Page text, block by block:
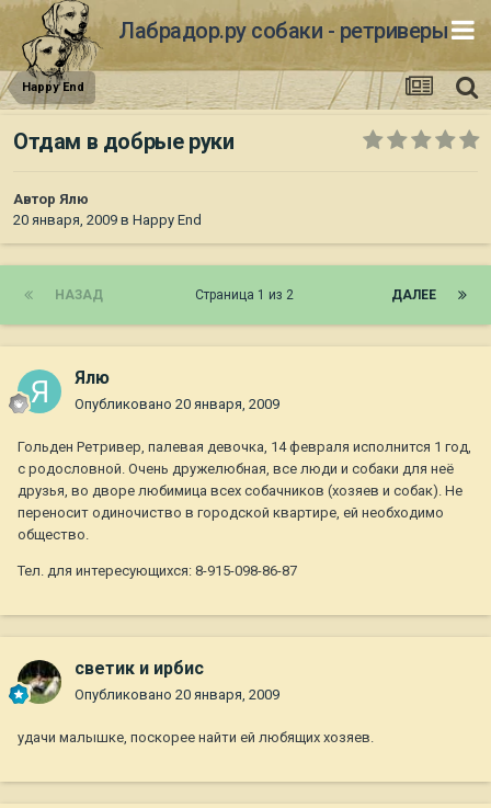
Лабрадор.ру собаки - ретриверы
Happy End
Отдам в добрые руки
Автор Ялю
20 января, 2009 в Happy End
НАЗАД ДАЛЕЕ
Страница 1 из 2
Ялю
Опубликовано 20 января, 2009
Гольден Ретривер, палевая девочка, 14 февраля исполнится 1 год,
с родословной. Очень дружелюбная, все люди и собаки для неё
друзья, во дворе любимица всех собачников (хозяев и собак). Не
переносит одиночиство в городской квартире, ей необходимо
общество.
Тел. для интересующихся: 8-915-098-86-87
светик и ирбис
Опубликовано 20 января, 2009
удачи малышке, поскорее найти ей любящих хозяев.